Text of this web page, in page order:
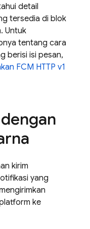
detail
tersedia di blok
Untuk
tentang cara
berisi isi pesan,
FCM HTTP v1
kirim
yang
ke